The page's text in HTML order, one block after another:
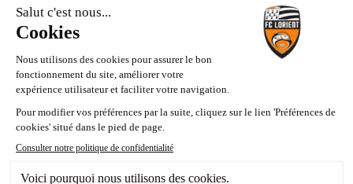
LENS
La composition de l'équipe n'a pas encore été
communiquée.
STATISTIQUES